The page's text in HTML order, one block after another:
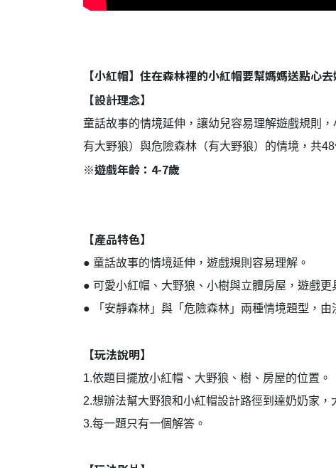
【小紅帽】住在森林裡的小紅帽要幫媽媽送點心
【設計理念】
童話故事的情境延伸，讓幼兒容易理解遊戲規則
有大野狼）與危險森林（有大野狼）的情境，共
※遊戲年齡：4-7歲
【產品特色】
● 童話故事的情境延伸，遊戲規則容易理解。
● 可愛小紅帽、大野狼、小樹與立體房屋，遊戲更
● 「安靜森林」與「危險森林」兩種情境題型，由
【玩法說明】
1.依題目擺放小紅帽、大野狼、樹、房屋的位置。
2.想辦法幫大野狼和小紅帽設計路徑到達奶奶家
3.每一題只有一個解答。